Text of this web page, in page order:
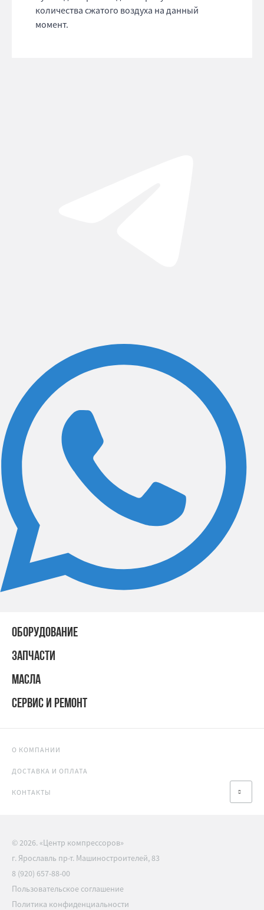
количества сжатого воздуха на данный
момент.
ОБОРУДОВАНИЕ
ЗАПЧАСТИ
МАСЛА
СЕРВИС И РЕМОНТ
О КОМПАНИИ
ДОСТАВКА И ОПЛАТА
КОНТАКТЫ
© 2026. «Центр компрессоров»
г. Ярославль пр-т. Машиностроителей, 83
8 (920) 657-88-00
Пользовательское соглашение
Политика конфиденциальности